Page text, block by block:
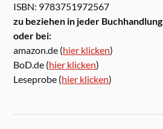
ISBN: 9783751972567
zu beziehen in jeder Buchhandlung
oder bei:
amazon.de (hier klicken)
BoD.de (hier klicken)
Leseprobe (hier klicken)